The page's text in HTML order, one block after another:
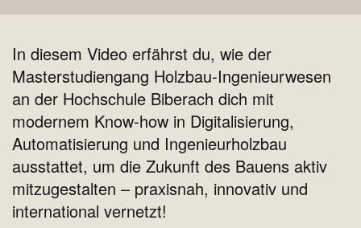
In diesem Video erfährst du, wie der
Masterstudiengang Holzbau-Ingenieurwesen
an der Hochschule Biberach dich mit
modernem Know-how in Digitalisierung,
Automatisierung und Ingenieurholzbau
ausstattet, um die Zukunft des Bauens aktiv
mitzugestalten – praxisnah, innovativ und
international vernetzt!